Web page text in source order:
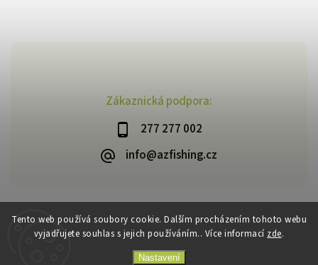
Tento web používá soubory cookie. Dalším procházením tohoto webu
vyjadřujete souhlas s jejich používáním.. Více informací zde.
Nastavení
Zákaznická podpora:
277 277 002
info@azfishing.cz
Copyright 2026AzFishing.cz. Všechna práva vyhrazena.
VytvořilShoptet| Design